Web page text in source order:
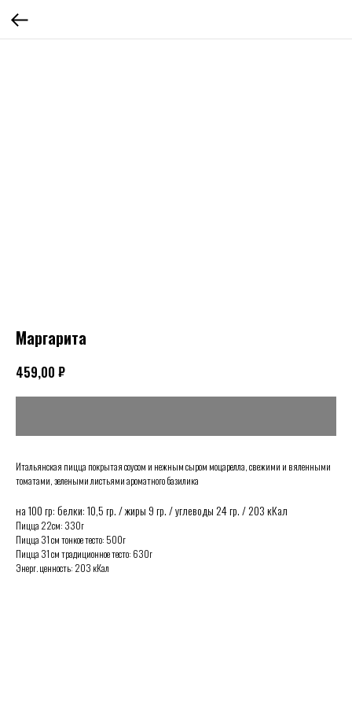
Маргарита
459,00 ₽
Итальянская пицца покрытая соусом и нежным сыром моцарелла, свежими и вяленными
томатами, зелеными листьями ароматного базилика
на 100 гр: белки: 10,5 гр. / жиры 9 гр. / углеводы 24 гр. / 203 кКал
Пицца 22см: 330г
Пицца 31 см тонкое тесто: 500г
Пицца 31 см традиционное тесто: 630г
Энерг. ценность: 203 кКал